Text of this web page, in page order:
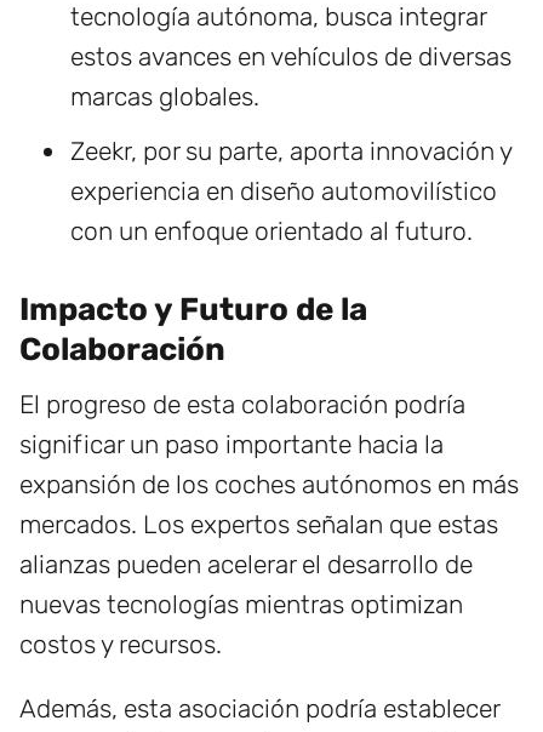
tecnología autónoma, busca integrar
estos avances en vehículos de diversas
marcas globales.
Zeekr, por su parte, aporta innovación y
experiencia en diseño automovilístico
con un enfoque orientado al futuro.
Impacto y Futuro de la
Colaboración
El progreso de esta colaboración podría
significar un paso importante hacia la
expansión de los coches autónomos en más
mercados. Los expertos señalan que estas
alianzas pueden acelerar el desarrollo de
nuevas tecnologías mientras optimizan
costos y recursos.
Además, esta asociación podría establecer